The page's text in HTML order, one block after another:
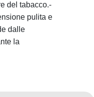
del tabacco.-
pulita e
dalle
la